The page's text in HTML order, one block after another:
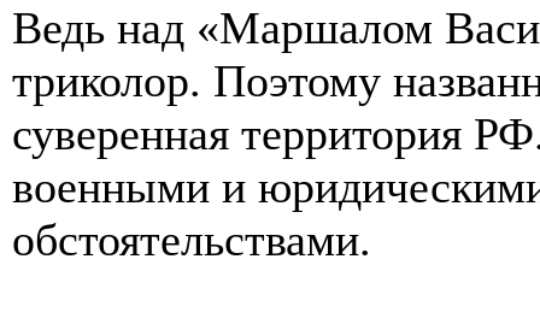
Ведь над «Маршалом
триколор. Поэтому
суверенная территория
военными и
обстоятельствами.